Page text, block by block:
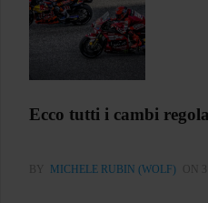
Ecco tutti i cambi
BY MICHELE RUBIN (WOLF) ON